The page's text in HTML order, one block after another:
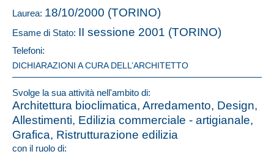
Laurea: 18/10/2000 (TORINO)
Esame di Stato: II sessione 2001 (TORINO)
Telefoni:
DICHIARAZIONI A CURA DELL’ARCHITETTO
Svolge la sua attività nell'ambito di:
Architettura bioclimatica, Arredamento, Design,
Allestimenti, Edilizia commerciale - artigianale,
Grafica, Ristrutturazione edilizia
con il ruolo di: